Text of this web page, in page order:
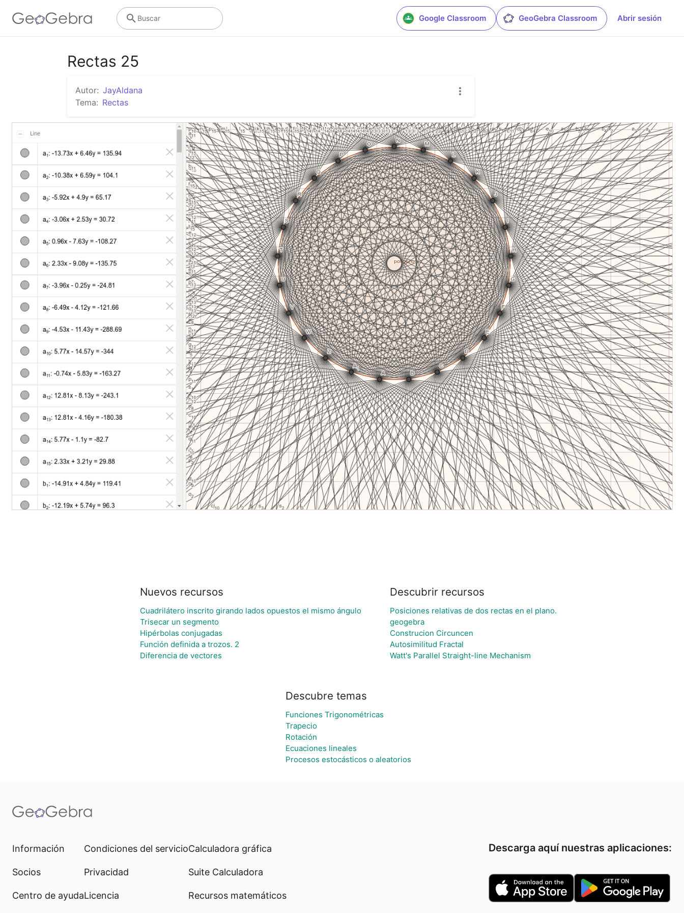
Google Classroom GeoGebra Classroom Abrir sesión
Buscar
Rectas 25
Autor: JayAldana
Tema: Rectas
Nuevos recursos
Cuadrilátero inscrito girando lados opuestos el mismo ángulo
Trisecar un segmento
Hipérbolas conjugadas
Función definida a trozos. 2
Diferencia de vectores
Descubrir recursos
Posiciones relativas de dos rectas en el plano.
geogebra
Construcion Circuncen
Autosimilitud Fractal
Watt's Parallel Straight-line Mechanism
Descubre temas
Funciones Trigonométricas
Trapecio
Rotación
Ecuaciones lineales
Procesos estocásticos o aleatorios
Información
Socios
Centro de ayuda
Condiciones del servicio
Privacidad
Licencia
Calculadora gráfica
Suite Calculadora
Recursos matemáticos
Descarga aquí nuestras aplicaciones: